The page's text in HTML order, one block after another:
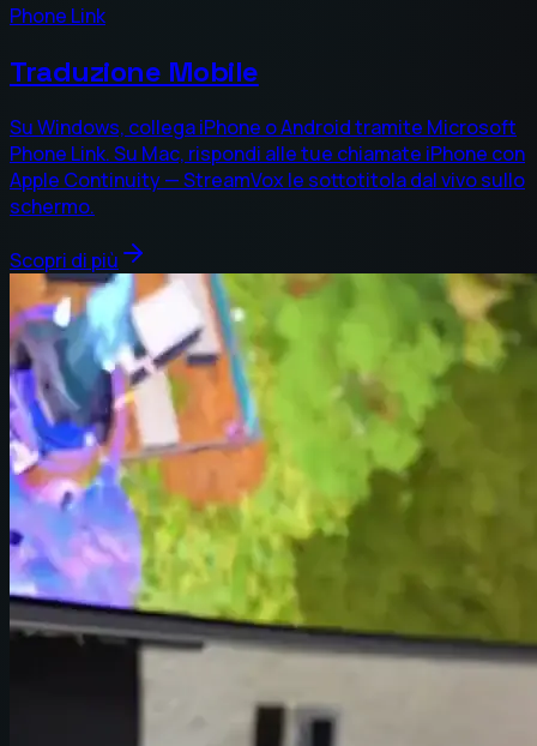
Phone Link
Traduzione Mobile
Su Windows, collega iPhone o Android tramite Microsoft
Phone Link. Su Mac, rispondi alle tue chiamate iPhone con
Apple Continuity — StreamVox le sottotitola dal vivo sullo
schermo.
Scopri di più